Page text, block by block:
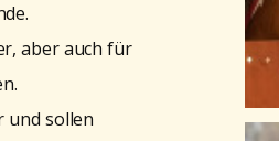
aber auch für
und sollen